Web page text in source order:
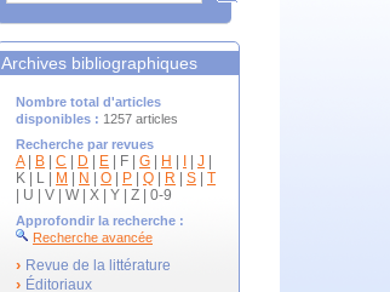
Archives bibliographiques
Nombre total d'articles
disponibles : 1257 articles
Recherche par revues
A| B C D E | F | G H J
K | L |
M N O P Q R S
T
| U | V | W | X | Y | Z | 0-9
Approfondir la recherche :
Recherche avancée
› Revue de la littérature
› Éditoriaux